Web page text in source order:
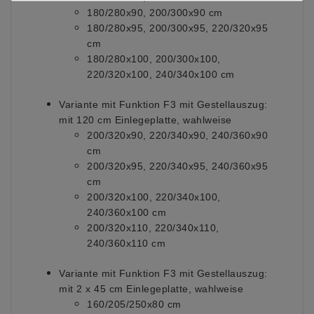
180/280x90, 200/300x90 cm
180/280x95, 200/300x95, 220/320x95
cm
180/280x100, 200/300x100,
220/320x100, 240/340x100 cm
Variante mit Funktion F3 mit Gestellauszug:
mit 120 cm Einlegeplatte, wahlweise
200/320x90, 220/340x90, 240/360x90
cm
200/320x95, 220/340x95, 240/360x95
cm
200/320x100, 220/340x100,
240/360x100 cm
200/320x110, 220/340x110,
240/360x110 cm
Variante mit Funktion F3 mit Gestellauszug:
mit 2 x 45 cm Einlegeplatte, wahlweise
160/205/250x80 cm